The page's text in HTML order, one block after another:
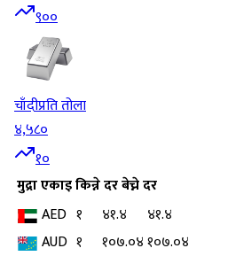
९००
चाँदीप्रति तोला
४,५८०
१०
मुद्राएकाइकिन्ने दरबेच्ने दर
AED १ ४१.४
४१.४
AUD १ १०७.०४१०७.०४